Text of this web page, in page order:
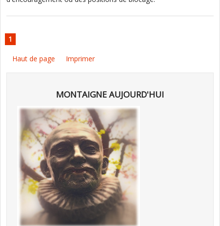
1
Haut de page Imprimer
MONTAIGNE AUJOURD'HUI